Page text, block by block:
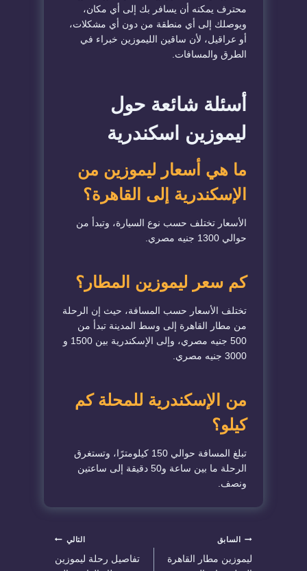
محترف يمكنه أن يسافر بك إلى أي مكان،
ويوصلك إلى أي منطقة من دون أي مشكلات،
أو عراقيل، لأن ساقين الليموزين خبراء في
الطرق والمسافات.
أسئلة شائعة حول
ليموزين اسكندرية
ما هي أسعار ليموزين من
الإسكندرية إلى القاهرة؟
الأسعار تختلف حسب نوع السيارة، وتبدأ من
حوالي 1300 جنيه مصري.
كم سعر ليموزين المطار؟
تختلف الأسعار حسب المسافة، حيث إن الرحلة
من مطار القاهرة إلى وسط المدينة تبدأ من
500 جنيه مصري، وإلى الإسكندرية بين 1500 و
3000 جنيه مصري.
من الإسكندرية للمحلة كم
كيلو؟
تبلغ المسافة حوالي 150 كيلومترًا، وتستغرق
الرحلة ما بين ساعة و50 دقيقة إلى ساعتين
ونصف.
تصفّح
السابق
ليموزين مطار القاهرة
التالي
تفاصيل رحلة ليموزين